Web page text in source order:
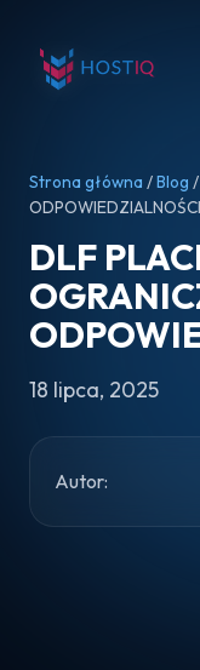
Strona główna /Blog
DLF
18 lipca, 2025
Autor: